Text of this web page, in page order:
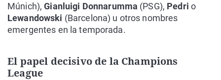
Múnich),Gianluigi Donnarumma (PSG), Pedrio
Lewandowski (Barcelona) u otros nombres
emergentes en la temporada.
El papel decisivo de la Champions
League